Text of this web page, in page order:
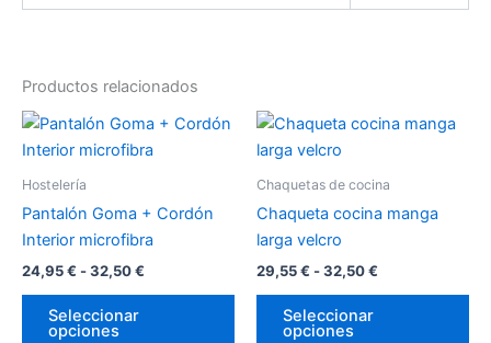
Productos relacionados
Hostelería
Pantalón Goma + Cordón
Interior microfibra
24,95€ -32,50€
Rango
precios:
hasta
Seleccionar
opciones
Este
producto
tiene
variantes.
opciones
pueden
Chaquetas de cocina
Chaqueta cocina manga
larga velcro
29,55€ -32,50€
Rango
29,55 €
hasta
Seleccionar
opciones